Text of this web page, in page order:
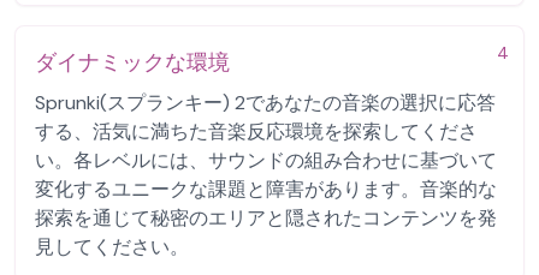
4
ダイナミックな環境
Sprunki(スプランキー) 2であなたの音楽の選択に応答
する、活気に満ちた音楽反応環境を探索してくださ
い。各レベルには、サウンドの組み合わせに基づいて
変化するユニークな課題と障害があります。音楽的な
探索を通じて秘密のエリアと隠されたコンテンツを発
見してください。